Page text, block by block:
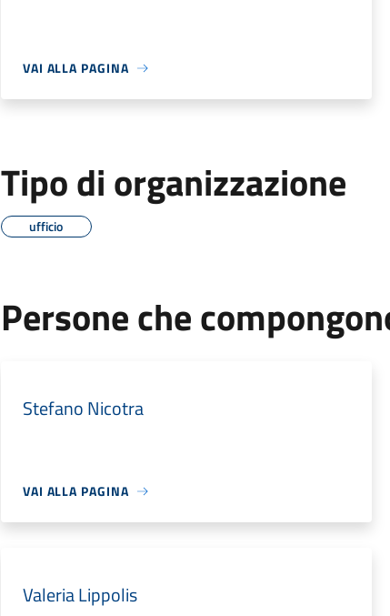
VAI ALLA PAGINA
Tipo di organizzazione
ufficio
Persone che
Stefano Nicotra
VAI ALLA PAGINA
Valeria Lippolis